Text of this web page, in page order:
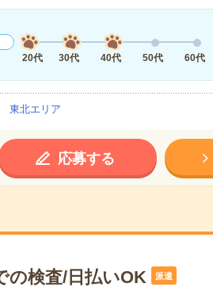
20代
30代 40代 50代 60代
東北エリア
応募する
の検査/日払いOK 派遣